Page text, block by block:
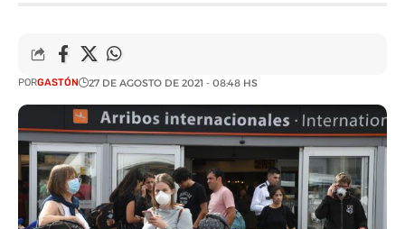
PORGASTÓN 27 DE AGOSTO DE 2021 - 08:48 HS